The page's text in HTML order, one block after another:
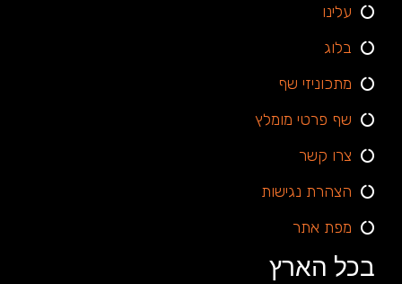
עלינו
בלוג
מתכוניזי שף
שף פרטי מומלץ
צרו קשר
הצהרת נגישות
מפת אתר
בכל הארץ